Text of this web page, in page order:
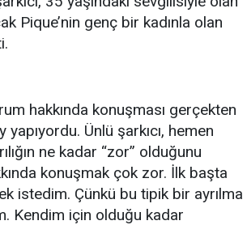
Pique’nin genç bir kadınla olan
hakkında konuşması gerçekten
Ünlü şarkıcı, hemen
ne kadar “zor” olduğunu
konuşmak çok zor. İlk başta
istedim. Çünkü bu tipik bir ayrılma
Kendim için olduğu kadar